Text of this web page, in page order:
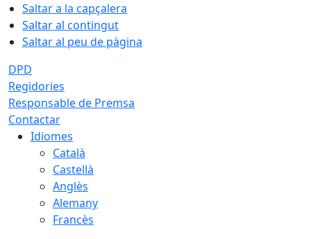
Saltar a la capçalera
Saltar al contingut
Saltar al peu de pàgina
DPD
Regidories
Responsable de Premsa
Contactar
Idiomes
Català
Castellà
Anglès
Alemany
Francès